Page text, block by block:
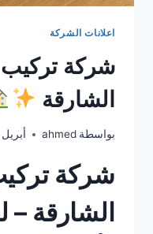
اعلانات الشركة
شركة تركيب
الشارقة
بواسطة ahmed أبريل 11, 2026
شركة
الشارقة